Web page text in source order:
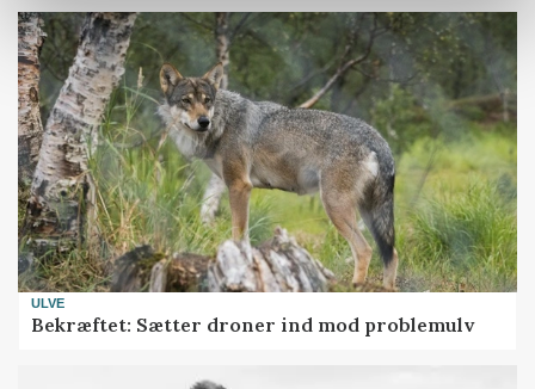
ULVE
Bekræftet: Sætter droner ind mod problemulv